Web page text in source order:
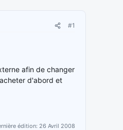
#1
afin de changer
d'abord et
édition: 26 Avril 2008